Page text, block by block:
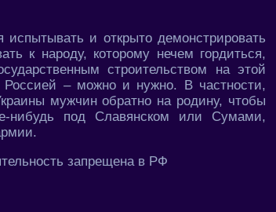
испытывать и открыто демонстрировать
к народу, которому нечем гордиться,
строительством на этой
– можно и нужно. В частности,
мужчин обратно на родину, чтобы
нибудь под Славянском или Сумами,
запрещена в РФ